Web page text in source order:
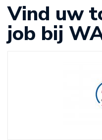
Vind uw
job bij